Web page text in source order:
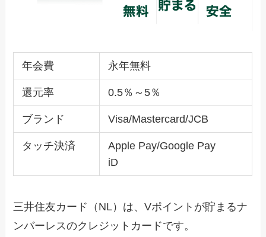
年会費 永年無料
還元率 0.5％～5％
ブランド Visa/Mastercard/JCB
タッチ決済
Apple Pay/Google Pay
iD
三井住友カード（NL）は、Vポイントが貯まるナ
ンバーレスのクレジットカードです。